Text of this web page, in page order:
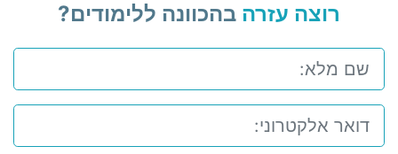
רוצה עזרה בהכוונה ללימודים?